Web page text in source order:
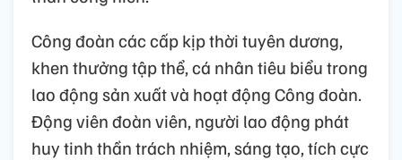
Công đoàn các cấp kịp thời tuyên dương,
khen thưởng tập thể, cá nhân tiêu biểu trong
lao động sản xuất và hoạt động Công đoàn.
Động viên đoàn viên, người lao động phát
huy tinh thần trách nhiệm, sáng tạo, tích cực